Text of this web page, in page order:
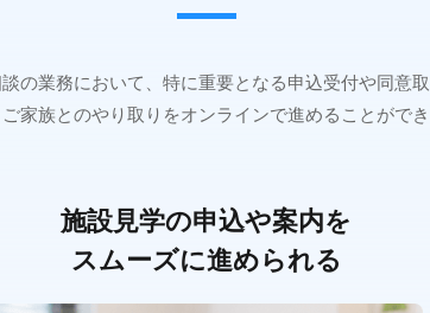
の業務において、特に重要となる申込受付や同意取
家族とのやり取りをオンラインで進めることができ
施設見学の申込や案内を
スムーズに進められる